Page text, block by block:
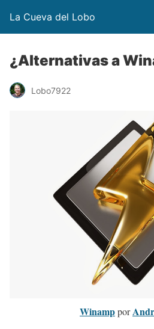
La Cueva del Lobo
¿Alternativas a
Lobo7922
Winamppor